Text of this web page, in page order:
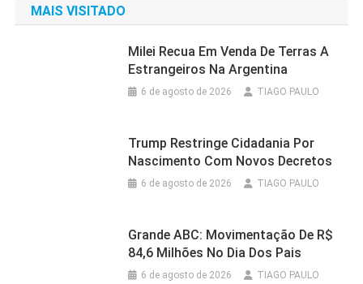
MAIS VISITADO
Milei Recua Em Venda De Terras A
Estrangeiros Na Argentina
6 de agosto de 2026 TIAGO PAULO
Trump Restringe Cidadania Por
Nascimento Com Novos Decretos
6 de agosto de 2026 TIAGO PAULO
Grande ABC: Movimentação De R$
84,6 Milhões No Dia Dos Pais
6 de agosto de 2026 TIAGO PAULO